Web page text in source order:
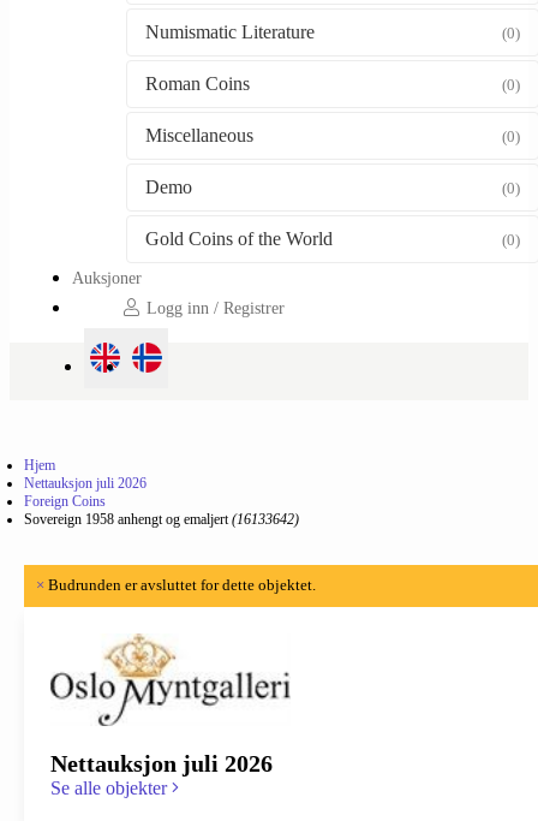
Numismatic Literature (0)
Roman Coins (0)
Miscellaneous (0)
Demo (0)
Gold Coins of the World (0)
Auksjoner
Logg inn / Registrer
Hjem
Nettauksjon juli 2026
Foreign Coins
Sovereign 1958 anhengt og emaljert (16133642)
× Budrunden er avsluttet for dette objektet.
Nettauksjon juli 2026
Se alle objekter